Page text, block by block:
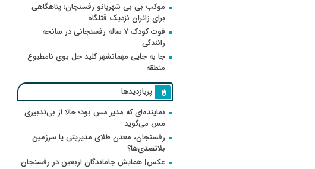
موکب بی بی شهربانو رفسنجان؛ پناهگاهی
برای زائران نزدیک قتلگاه
فوت کودک ۷ ساله رفسنجانی در سانحه
رانندگی
جا به جایی مهمانشهر کلید حل بوی نامطبوع
منطقه
پربازدیدها
نماینده‌ای که مدیر مس بود؛ حالا از بی‌تدبیری
مس می‌گوید
رفسنجان، معدن طلای مدیریتی یا سرزمین
بلاتصدی‌ها؟
عکس| همایش جاماندگان اربعین در رفسنجان